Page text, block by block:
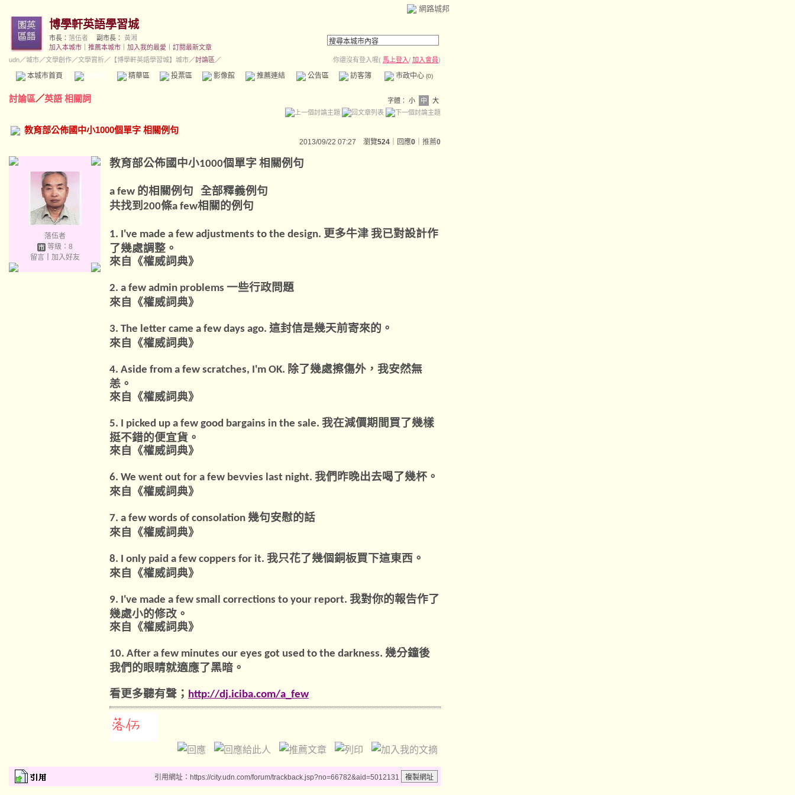
網路城邦
博學軒英語學習城
市長： 落伍者 副市長：
黃湘
加入本城市
推薦本城市 加入我的最愛
訂閱最新文章
udn／城市／文學創作／文學賞析／ 【博學軒英語學習城】城市／討論區／ 你還沒有登入喔( 馬上登入/ 加入會員)
本城市首頁 精華區 投票區 影像館 推薦連結 公告區 訪客簿 市政中心 (0)
討論區／英語 相關詞 字體： 小 中 大
教育部公佈國中小1000個單字 相關例句
2013/09/22 07:27 瀏覽524 ｜回應0 推薦0
落伍者
等級：8
留言｜ 加入好友
教育部公佈國中小1000個單字 相關例句
a few 的相關例句 全部釋義例句
共找到200條a few相關的例句
1. I've made a few adjustments to the design. 更多牛津我已對設計作
了幾處調整。
來自《權威詞典》
2. a few admin problems 一些行政問題
來自《權威詞典》
3. The letter came a few days ago. 這封信是幾天前寄來的。
來自《權威詞典》
4. Aside from a few scratches, I'm OK. 除了幾處擦傷外，我安然無
恙。
來自《權威詞典》
5. I picked up a few good bargains in the sale. 我在減價期間買了幾樣
挺不錯的便宜貨。
來自《權威詞典》
6. We went out for a few bevvies last night. 我們昨晚出去喝了幾杯。
來自《權威詞典》
7. a few words of consolation 幾句安慰的話
來自《權威詞典》
8. I only paid a few coppers for it. 我只花了幾個銅板買下這東西。
來自《權威詞典》
9. I've made a few small corrections to your report. 我對你的報告作了
幾處小的修改。
來自《權威詞典》
10. After a few minutes our eyes got used to the darkness. 幾分鐘後
我們的眼睛就適應了黑暗。
看更多聽有聲； http://dj.iciba.com/a_few
引用網址：https://city.udn.com/forum/trackback.jsp?no=66782&aid=5012131